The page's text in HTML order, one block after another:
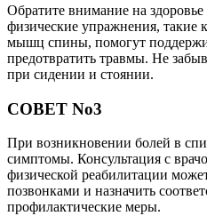
Обратите внимание на
физические упражнения, такие
мышц спины, помогут
предотвратить травмы. Не
при сидении и стоянии.
СОВЕТ No3
При возникновении болей в
симптомы. Консультация с
физической реабилитации
позвонками и назначить
профилактические меры.